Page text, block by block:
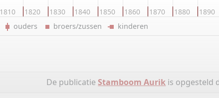
1810 1820 1830 1840 1850 1860 1870 1880 1890
ouders broers/zussen kinderen
De publicatieStamboom Aurik is opgesteld